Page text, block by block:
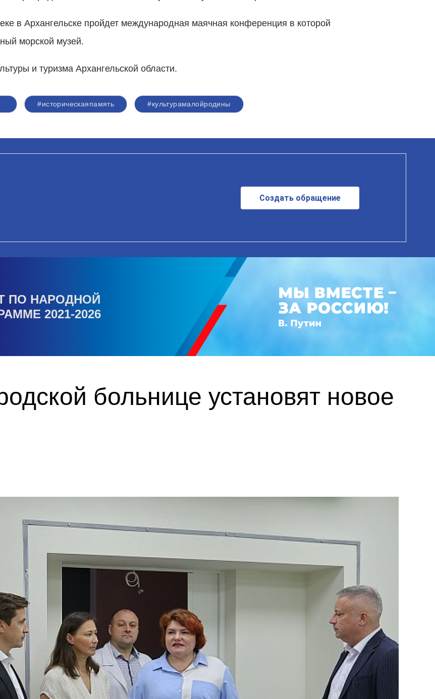
в Архангельске пройдет международная маячная конференция в которой
морской музей.
и туризма Архангельской области.
#историческаяпамять #культурамалойродины
Создать обращение
ПО НАРОДНОЙ
2021-2026
больнице установят новое